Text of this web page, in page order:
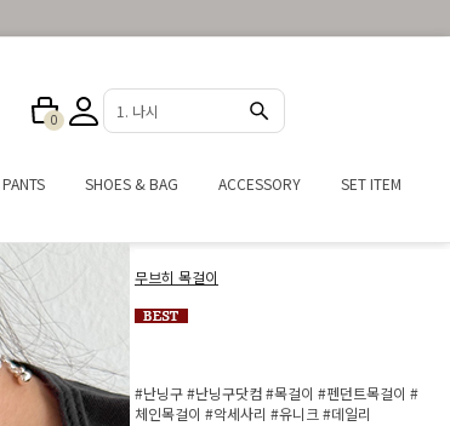
0 2. 원피스
PANTS SHOES & BAG ACCESSORY
SET ITEM
무브히 목걸이
#난닝구#난닝구닷컴#목걸이 #펜던트목걸이 #
체인목걸이 #악세사리 #유니크#데일리